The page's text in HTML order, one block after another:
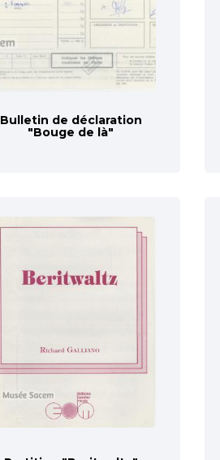
Bulletin de déclaration
"Bouge de là"